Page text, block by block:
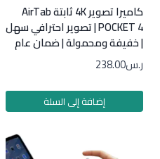
كاميرا تصوير 4K ثابتة AirTab
POCKET 4 | تصوير احترافي سهل
| خفيفة ومحمولة | ضمان عام
ر.س238.00
إضافة إلى السلة